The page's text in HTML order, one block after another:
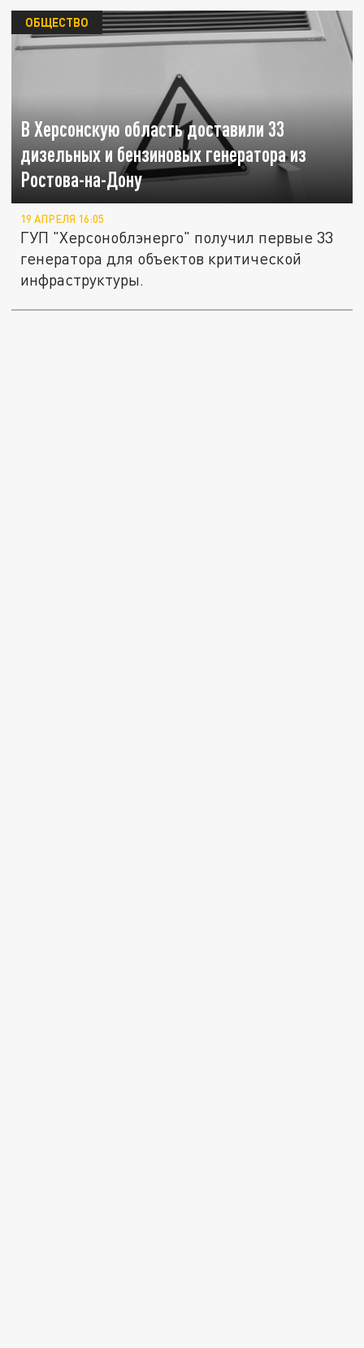
В Херсонскую область доставили 33
дизельных и бензиновых генератора из
Ростова-на-Дону
ОБЩЕСТВО
19 АПРЕЛЯ 16:05
ГУП "Херсоноблэнерго" получил первые 33
генератора для объектов критической
инфраструктуры.